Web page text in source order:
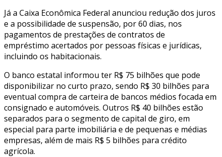
Já a Caixa Econômica Federal anunciou redução dos juros
e a possibilidade de suspensão, por 60 dias, nos
pagamentos de prestações de contratos de
empréstimo acertados por pessoas físicas e jurídicas,
incluindo os habitacionais.
O banco estatal informou ter R$ 75 bilhões que pode
disponibilizar no curto prazo, sendo R$ 30 bilhões para
eventual compra de carteira de bancos médios focada em
consignado e automóveis. Outros R$ 40 bilhões estão
separados para o segmento de capital de giro, em
especial para parte imobiliária e de pequenas e médias
empresas, além de mais R$ 5 bilhões para crédito
agrícola.